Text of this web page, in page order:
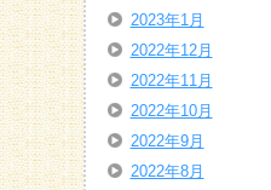
2023年1月
2022年12月
2022年11月
2022年10月
2022年9月
2022年8月